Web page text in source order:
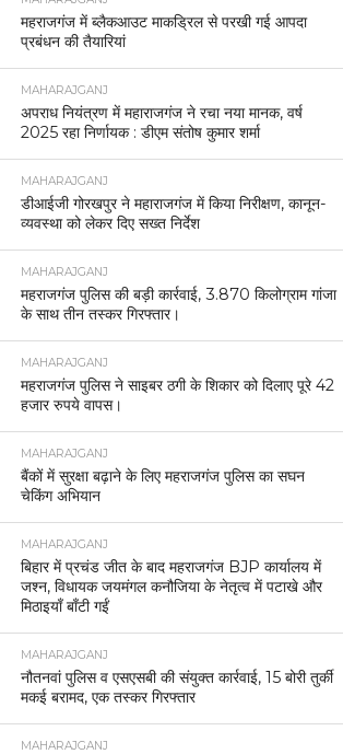
महराजगंज में ब्लैकआउट माकड्रिल से परखी गई आपदा
प्रबंधन की तैयारियां
MAHARAJGANJ
अपराध नियंत्रण में महाराजगंज ने रचा नया मानक, वर्ष
2025 रहा निर्णायक : डीएम संतोष कुमार शर्मा
MAHARAJGANJ
डीआईजी गोरखपुर ने महाराजगंज में किया निरीक्षण, कानून-
व्यवस्था को लेकर दिए सख्त निर्देश
MAHARAJGANJ
महराजगंज पुलिस की बड़ी कार्रवाई, 3.870 किलोग्राम गांजा
के साथ तीन तस्कर गिरफ्तार।
MAHARAJGANJ
महराजगंज पुलिस ने साइबर ठगी के शिकार को दिलाए पूरे 42
हजार रुपये वापस।
MAHARAJGANJ
बैंकों में सुरक्षा बढ़ाने के लिए महराजगंज पुलिस का सघन
चेकिंग अभियान
MAHARAJGANJ
बिहार में प्रचंड जीत के बाद महराजगंज BJP कार्यालय में
जश्न, विधायक जयमंगल कनौजिया के नेतृत्व में पटाखे और
मिठाइयाँ बाँटी गईं
MAHARAJGANJ
नौतनवां पुलिस व एसएसबी की संयुक्त कार्रवाई, 15 बोरी तुर्की
मकई बरामद, एक तस्कर गिरफ्तार
MAHARAJGANJ